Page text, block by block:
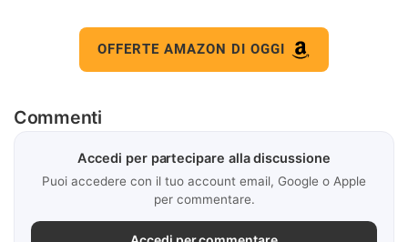
OFFERTE AMAZON DI OGGI
Commenti
Accedi per partecipare alla discussione
Puoi accedere con il tuo account email, Google o Apple
per commentare.